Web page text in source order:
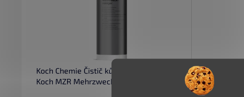
Koch Chemie Čistič kůže, textílie a plastů
Koch MZR Mehrzweckreiniger 1 l
Koch
Quick & Shine